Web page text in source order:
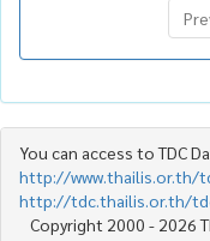
You can access to TDC
http://www.thailis.or.th/
http://tdc.thailis.or.th/
Copyright 2000 - 2026